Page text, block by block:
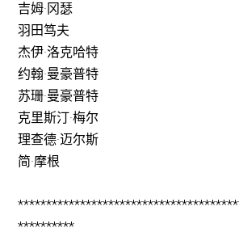
吉姆·冈瑟
羽田笃夫
杰伊·洛克哈特
约翰·曼豪普特
苏珊·曼豪普特
克里斯汀·梅尔
理查德·迈尔斯
简·摩根
**********